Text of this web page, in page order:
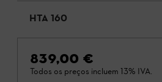
HTA 160
839,00 €
Todos os preços incluem 13% IVA.